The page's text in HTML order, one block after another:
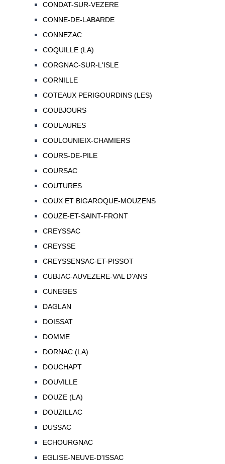
CONDAT-SUR-VEZERE
CONNE-DE-LABARDE
CONNEZAC
COQUILLE (LA)
CORGNAC-SUR-L'ISLE
CORNILLE
COTEAUX PERIGOURDINS (LES)
COUBJOURS
COULAURES
COULOUNIEIX-CHAMIERS
COURS-DE-PILE
COURSAC
COUTURES
COUX ET BIGAROQUE-MOUZENS
COUZE-ET-SAINT-FRONT
CREYSSAC
CREYSSE
CREYSSENSAC-ET-PISSOT
CUBJAC-AUVEZERE-VAL D'ANS
CUNEGES
DAGLAN
DOISSAT
DOMME
DORNAC (LA)
DOUCHAPT
DOUVILLE
DOUZE (LA)
DOUZILLAC
DUSSAC
ECHOURGNAC
EGLISE-NEUVE-D'ISSAC